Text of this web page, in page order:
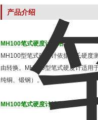
产品介绍
MH100笔式硬度计介绍：
MH100型笔式硬度计依据里氏硬度
由转换。MH100型笔式硬度计适用
纯铜、锻钢）。
MH100笔式硬度计技术参数